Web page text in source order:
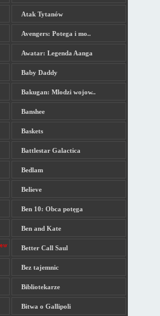
Atak Tytanów
Avengers: Potega i mo..
Awatar: Legenda Aanga
Baby Daddy
Bakugan: Mlodzi wojow..
Banshee
Baskets
Battlestar Galactica
Bedlam
Believe
Ben 10: Obca potęga
Ben and Kate
Better Call Saul
Bez tajemnic
Bibliotekarze
Bitwa o Gallipoli